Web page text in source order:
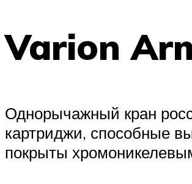
Varion
Однорычажный кран
картриджи, способные
покрыты